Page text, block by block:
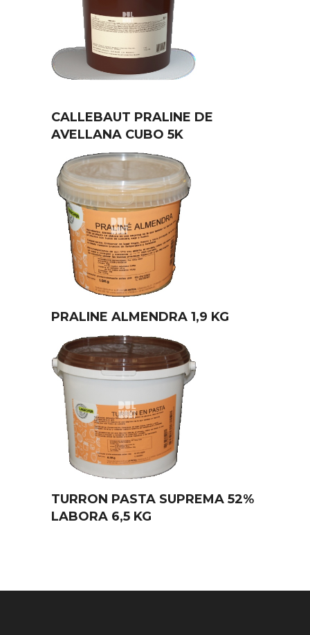
CALLEBAUT PRALINE DE
AVELLANA CUBO 5K
PRALINE ALMENDRA 1,9 KG
TURRON PASTA SUPREMA 52%
LABORA 6,5 KG